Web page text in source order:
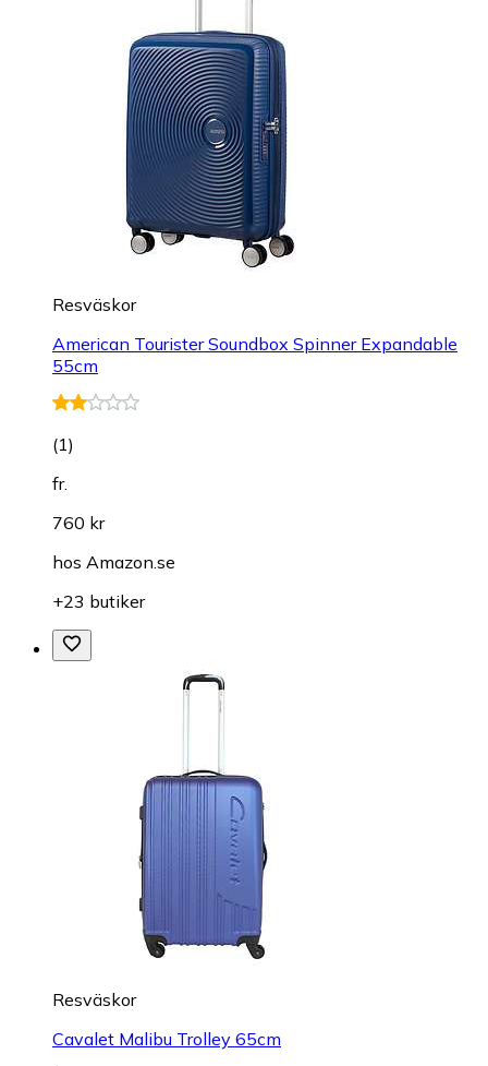
Resväskor
American Tourister Soundbox Spinner Expandable
55cm
(1)
fr.
760 kr
hos Amazon.se
+23 butiker
Resväskor
Cavalet Malibu Trolley 65cm